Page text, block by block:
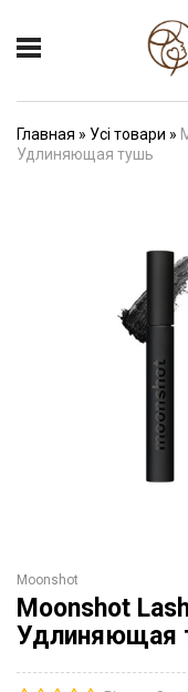
Главная » Усі товари »
Удлиняющая тушь
Moonshot
Moonshot
Удлиняющая